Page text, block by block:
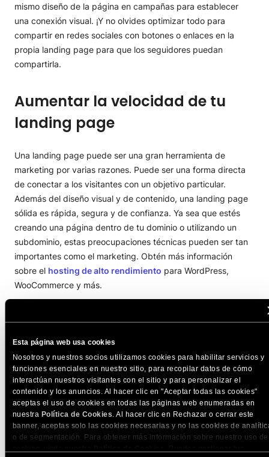
Esta página web usa cookies
Nosotros y nuestros socios utilizamos cookies para habilitar servicios y
funciones esenciales en nuestro sitio, para recopilar datos de cómo
interactúan nuestros visitantes con el sitio y para personalizar el
contenido y los anuncios. Al hacer clic en "Aceptar todas las cookies"
aceptas el uso de cookies en todas las páginas web enumeradas en
nuestra Política de Cookies . Al hacer clic en Rechazar o cerrar este
banner, aceptas solo las cookies necesarias y no las cookies de
o de segmentación. Para obtener más información sobre nuestro uso de
mismo diseño de la página en campañas para establecer
una conexión visual. ¡Y no olvides optimizar todo para
compartir en redes sociales con botones o enlaces en la
propia landing page para que los seguidores puedan
compartirla.
Aumentar la velocidad de tu
landing page
Una landing page puede ser una gran herramienta de
marketing por varias razones. Puede ser una forma directa
de conectar a los visitantes con un objetivo particular.
Además del diseño visual y de contenido, una landing page
sólida es rápida, segura y de confianza. Ya sea que estés
creando una página dentro de tu dominio o utilizando un
subdominio, estas preocupaciones técnicas pueden ser tan
importantes como el marketing. Obtén más información
sobre el hosting de alto rendimiento para WordPress,
WooCommerce y más.
rendimiento de tu comercio electrónico? Estate atento para
más publicaciones como ésta con expertos de la industria y
algunos de nuestros socios. Aprende cómo mejorar el diseño
de tu sitio web, las conversiones, el marketing online y más.
COMPARTE ESTE ARTÍCULO